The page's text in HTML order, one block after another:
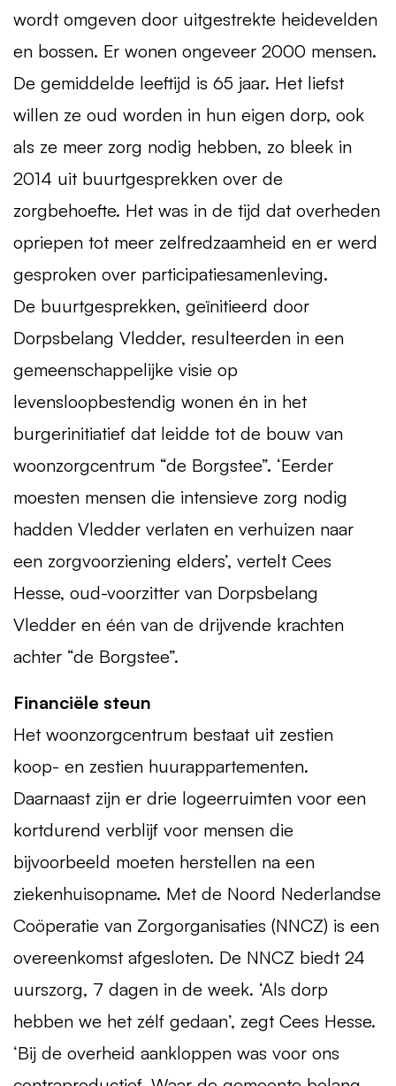
wordt omgeven door uitgestrekte heidevelden
en bossen. Er wonen ongeveer 2000 mensen.
De gemiddelde leeftijd is 65 jaar. Het liefst
willen ze oud worden in hun eigen dorp, ook
als ze meer zorg nodig hebben, zo bleek in
2014 uit buurtgesprekken over de
zorgbehoefte. Het was in de tijd dat overheden
opriepen tot meer zelfredzaamheid en er werd
gesproken over participatiesamenleving.
De buurtgesprekken, geïnitieerd door
Dorpsbelang Vledder, resulteerden in een
gemeenschappelijke visie op
levensloopbestendig wonen én in het
burgerinitiatief dat leidde tot de bouw van
woonzorgcentrum “de Borgstee”. ‘Eerder
moesten mensen die intensieve zorg nodig
hadden Vledder verlaten en verhuizen naar
een zorgvoorziening elders’, vertelt Cees
Hesse, oud-voorzitter van Dorpsbelang
Vledder en één van de drijvende krachten
achter “de Borgstee”.
Financiële steun
Het woonzorgcentrum bestaat uit zestien
koop- en zestien huurappartementen.
Daarnaast zijn er drie logeerruimten voor een
kortdurend verblijf voor mensen die
bijvoorbeeld moeten herstellen na een
ziekenhuisopname. Met de Noord Nederlandse
Coöperatie van Zorgorganisaties (NNCZ) is een
overeenkomst afgesloten. De NNCZ biedt 24
uurszorg, 7 dagen in de week. ‘Als dorp
hebben we het zélf gedaan’, zegt Cees Hesse.
‘Bij de overheid aankloppen was voor ons